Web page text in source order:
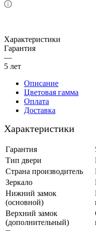
Характеристики
Гарантия
—
5 лет
Описание
Цветовая гамма
Оплата
Доставка
Характеристики
Гарантия
Тип двери
Страна производитель
Зеркало
Нижний замок
(основной)
Верхний замок
(дополнительный)